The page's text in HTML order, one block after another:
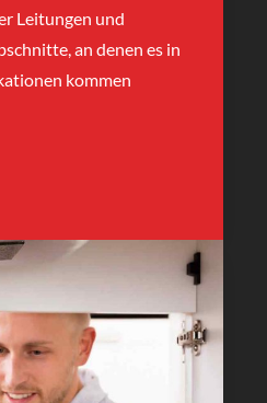
Leitungen und
an denen es in
kommen